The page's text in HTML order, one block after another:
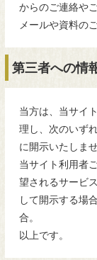
からのご連絡や
メールや資料の
第三者への情
当方は、当サイ
理し、次のいず
に開示いたしませ
当サイト利用者
望されるサービ
して開示する場
合。
以上です。